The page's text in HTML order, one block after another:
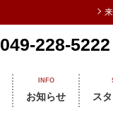
049-228-5222
INFO
お知らせ ス